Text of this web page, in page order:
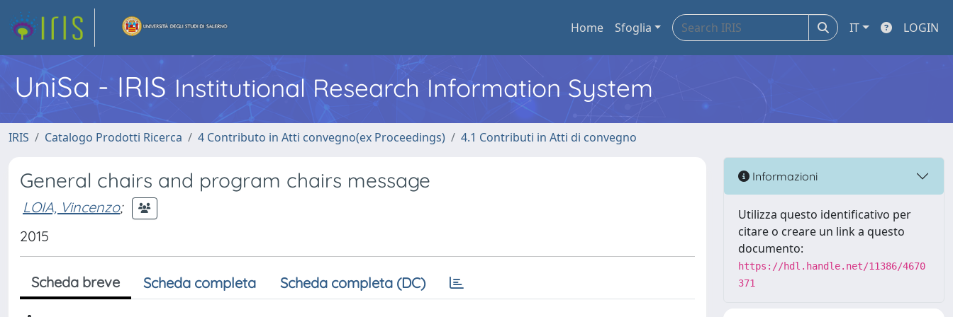
Home Sfoglia IT LOGIN
UniSa - IRIS Institutional Research Information System
IRIS Catalogo Prodotti Ricerca 4 Contributo in Atti convegno(ex Proceedings) 4.1 Contributi in Atti di convegno
General chairs and program chairs message
LOIA, Vincenzo;
2015
Scheda breve Scheda completa Scheda completa (DC)
Informazioni
Utilizza questo identificativo per
citare o creare un link a questo
documento:
https://hdl.handle.net/11386/4670
371